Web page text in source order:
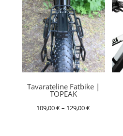
Tavarateline Fatbike |
TOPEAK
109,00€– 129,00€Hintaluokka: